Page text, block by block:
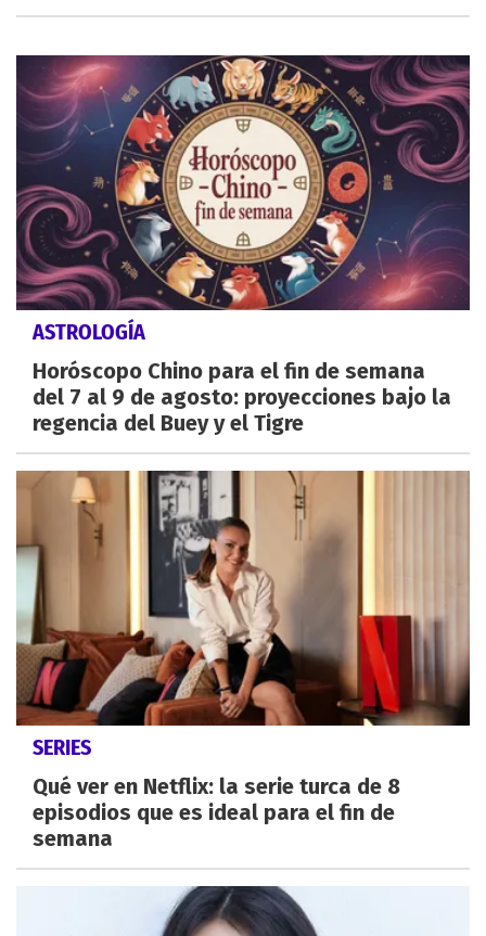
ASTROLOGÍA
Horóscopo Chino para el fin de semana
del 7 al 9 de agosto: proyecciones bajo la
regencia del Buey y el Tigre
SERIES
Qué ver en Netflix: la serie turca de 8
episodios que es ideal para el fin de
semana